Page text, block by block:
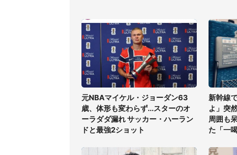
元NBAマイケル・ジョーダン63
歳、体形も変わらず...スターのオ
ーラダダ漏れ サッカー・ハーラン
ドと最強2ショット
新幹線
よ」突
周囲も
た「一喝